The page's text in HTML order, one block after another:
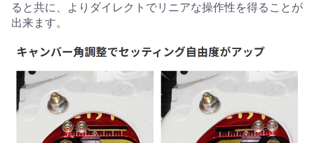
ると共に、よりダイレクトでリニアな操作性を得ることが
出来ます。